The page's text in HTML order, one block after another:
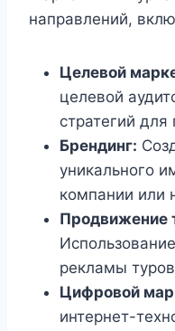
направлений,
Целевой
целевой
стратегий
Брендинг:
уникального
компании или
Продвижение
рекламы
Цифровой
интернет-